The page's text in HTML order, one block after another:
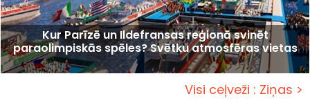
Kur Parīzē un Ildefransas reģionā svinēt
paraolimpiskās spēles? Svētku atmosfēras vietas
Visi ceļveži : Ziņas >